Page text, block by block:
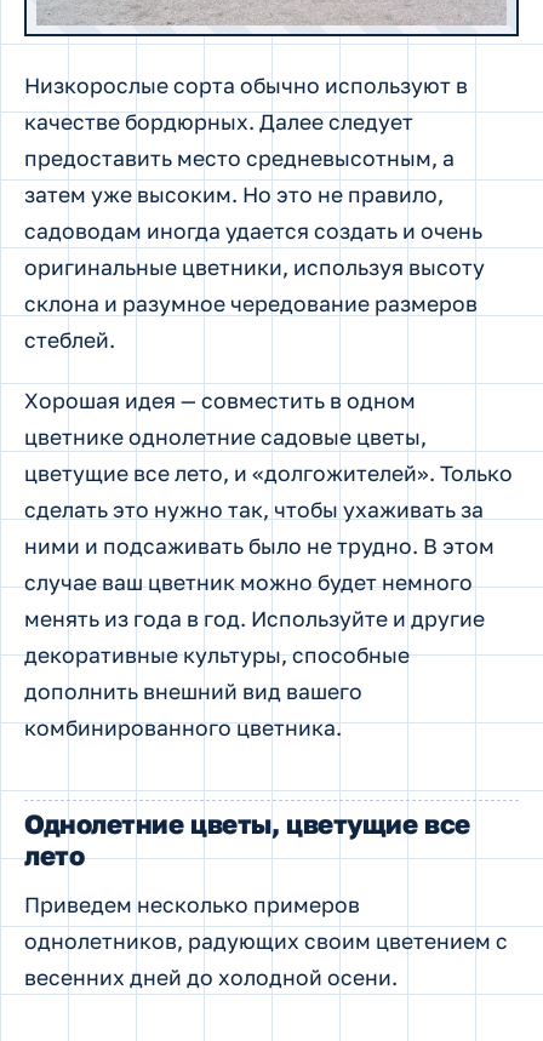
Низкорослые сорта обычно используют в
качестве бордюрных. Далее следует
предоставить место средневысотным, а
затем уже высоким. Но это не правило,
садоводам иногда удается создать и очень
оригинальные цветники, используя высоту
склона и разумное чередование размеров
стеблей.
Хорошая идея — совместить в одном
цветнике однолетние садовые цветы,
цветущие все лето, и «долгожителей». Только
сделать это нужно так, чтобы ухаживать за
ними и подсаживать было не трудно. В этом
случае ваш цветник можно будет немного
менять из года в год. Используйте и другие
декоративные культуры, способные
дополнить внешний вид вашего
комбинированного цветника.
Однолетние цветы, цветущие все
лето
Приведем несколько примеров
однолетников, радующих своим цветением с
весенних дней до холодной осени.